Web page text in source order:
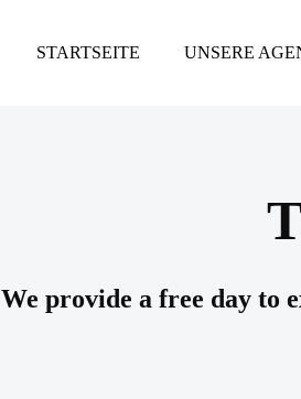
STARTSEITE UNSERE
We provide a free day to